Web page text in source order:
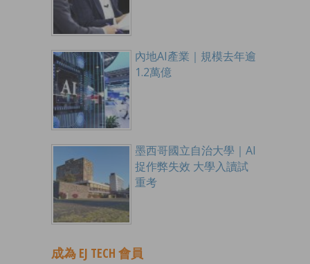
內地AI產業｜規模去年逾
1.2萬億
墨西哥國立自治大學｜AI
捉作弊失效 大學入讀試
重考
成為 EJ TECH 會員